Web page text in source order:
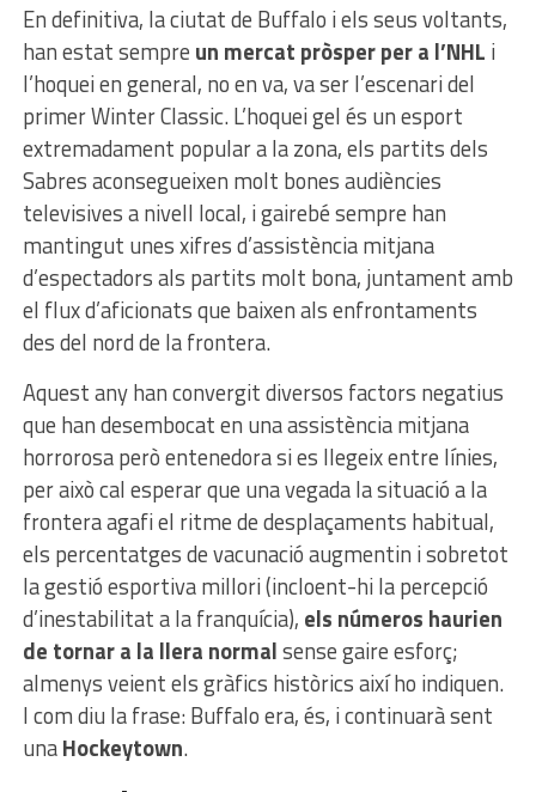
En definitiva, la ciutat de Buffalo i els seus voltants,
han estat sempre un mercat pròsper per a l’NHL i
l’hoquei en general, no en va, va ser l’escenari del
primer Winter Classic. L’hoquei gel és un esport
extremadament popular a la zona, els partits dels
Sabres aconsegueixen molt bones audiències
televisives a nivell local, i gairebé sempre han
mantingut unes xifres d’assistència mitjana
d’espectadors als partits molt bona, juntament amb
el flux d’aficionats que baixen als enfrontaments
des del nord de la frontera.
Aquest any han convergit diversos factors negatius
que han desembocat en una assistència mitjana
horrorosa però entenedora si es llegeix entre línies,
per això cal esperar que una vegada la situació a la
frontera agafi el ritme de desplaçaments habitual,
els percentatges de vacunació augmentin i sobretot
la gestió esportiva millori (incloent-hi la percepció
d’inestabilitat a la franquícia), els números haurien
de tornar a la llera normalsense gaire esforç;
almenys veient els gràfics històrics així ho indiquen.
I com diu la frase: Buffalo era, és, i continuarà sent
unaHockeytown.